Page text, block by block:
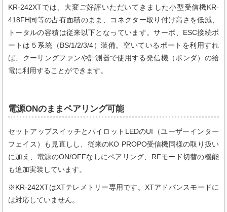
KR-242XTでは、大変ご好評いただいてきました小型受信機KR-
418FH同等の占有面積のまま、コネクター取り付け高さを低減、
トータルの容積は従来以下となっています。サーボ、ESC接続ポ
ートは５系統（BS/1/2/3/4）装備。空いているポートを利用すれ
ば、クーリングファンや計測器で使用する発信機（ポンダ）の給
電に利用することができます。
電源ONのままペアリング可能
セットアップスイッチとパイロットLEDのUI（ユーザーインター
フェイス）も見直しし、従来のKO PROPO受信機同様の取り扱い
に加え、電源のON/OFFなしにペアリング、RFモード切替の機能
も追加実装しています。
※KR-242XTはXTテレメトリー専用です。XTアドバンスモードに
は対応していません。